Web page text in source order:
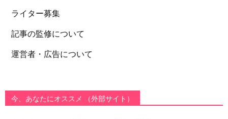
ライター募集
記事の監修について
運営者・広告について
今、あなたにオススメ （外部サイト）